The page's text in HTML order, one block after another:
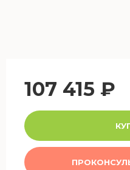
107 415 ₽